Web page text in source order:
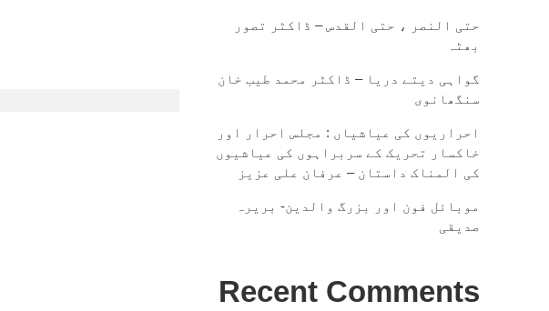
حتی النصر ، حتی القدس – ڈاکٹر تصور
بھٹہ
گواہی دیتے دریا – ڈاکٹر محمد طیب خان
سنگھانوی
احراریوں کی عیاشیاں : مجلس احرار اور
خاکسار تحریک کے سربراہوں کی عیاشیوں
کی المناک داستان – عرفان علی عزیز
موبائل فون اور بزرگ والدین- بریرہ
صدیقی
Recent Comments